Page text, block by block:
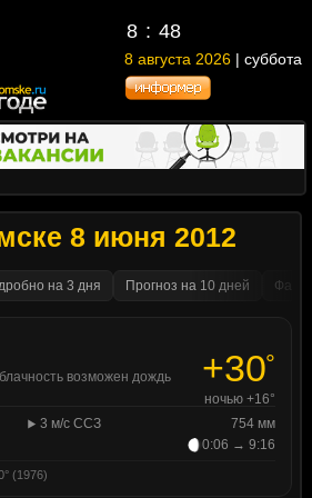
8 48
8 августа 2026 | суббота
8 июня 2012
на 3 дня Прогноз на 10 дней
возможен дождь +30°
ночью +16°
3 м/с ССЗ
754 мм
0:06 → 9:16
(1976)